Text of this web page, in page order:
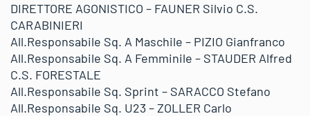
DIRETTORE AGONISTICO – FAUNER Silvio C.S.
CARABINIERI
All.Responsabile Sq. A Maschile – PIZIO Gianfranco
All.Responsabile Sq. A Femminile – STAUDER Alfred
C.S. FORESTALE
All.Responsabile Sq. Sprint – SARACCO Stefano
All.Responsabile Sq. U23 – ZOLLER Carlo